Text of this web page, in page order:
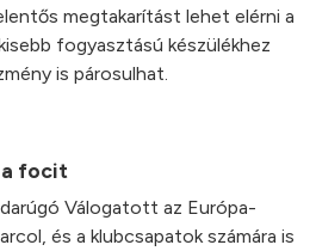
megtakarítást lehet elérni a
fogyasztású készülékhez
is párosulhat.
focit
Válogatott az Európa-
és a klubcsapatok számára is